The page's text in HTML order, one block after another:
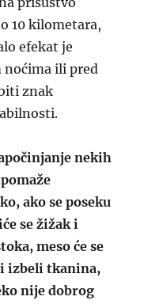
10 kilometara,
efekat je
noćima ili pred
znak
nekih
ako se poseku
se žižak i
meso će se
izbeli tkanina,
nije dobrog